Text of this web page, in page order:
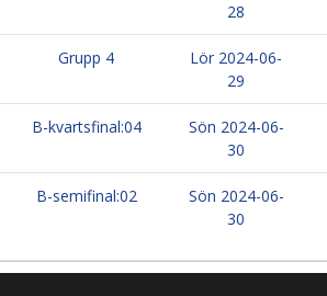
28
Grupp 4
Lör 2024-06-
29
B-kvartsfinal:04
Sön 2024-06-
30
B-semifinal:02
Sön 2024-06-
30